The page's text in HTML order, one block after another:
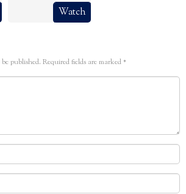
Watch
published. Required fields are marked*